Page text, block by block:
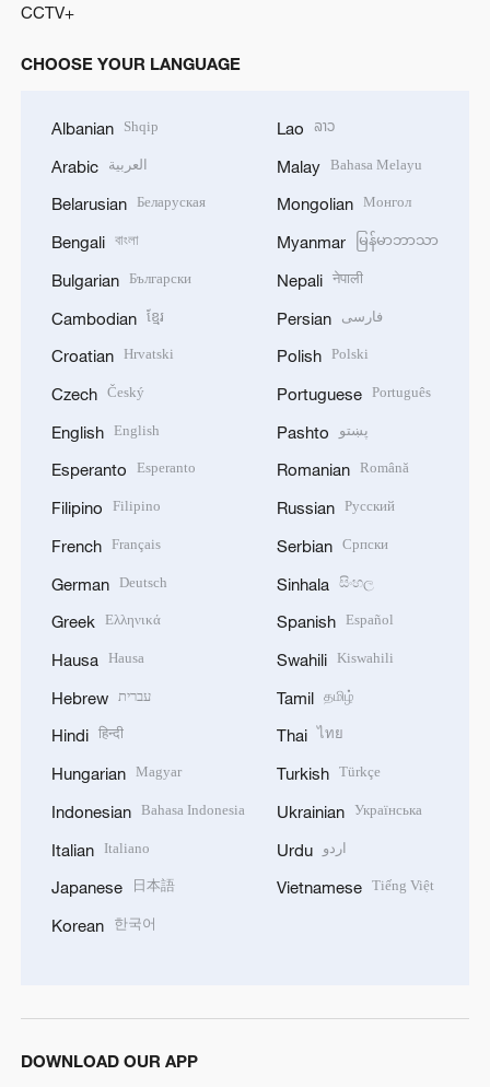
CCTV+
CHOOSE YOUR LANGUAGE
Albanian Shqip
Arabic العربية
Belarusian Беларуская
Bengali বাংলা
Bulgarian Български
Cambodian ខ្មែរ
Croatian Hrvatski
Czech Český
English English
Esperanto Esperanto
Filipino Filipino
French Français
German Deutsch
Greek Ελληνικά
Hausa Hausa
Hebrew עברית
Hindi हिन्दी
Hungarian Magyar
Indonesian Bahasa Indonesia
Italian Italiano
Japanese 日本語
Korean 한국어
Lao ລາວ
Malay Bahasa Melayu
Mongolian Монгол
Myanmar မြန်မာဘာသာ
Nepali नेपाली
Persian فارسی
Polish Polski
Portuguese Português
Pashto پښتو
Romanian Română
Russian Русский
Serbian Српски
Sinhala සිංහල
Spanish Español
Swahili Kiswahili
Tamil தமிழ்
Thai ไทย
Turkish Türkçe
Ukrainian Українська
Urdu اردو
Vietnamese Tiếng Việt
DOWNLOAD OUR APP